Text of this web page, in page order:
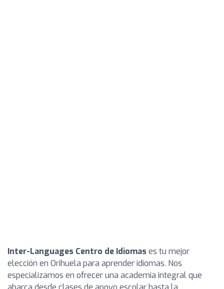
Inter-Languages Centro de Idiomas es tu mejor
elección en Orihuela para aprender idiomas. Nos
especializamos en ofrecer una academia integral que